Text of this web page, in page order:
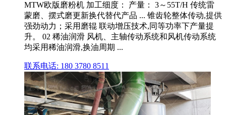
MTW欧版磨粉机 加工细度： 产量： 3～55T/H 传统雷
蒙磨、摆式磨更新换代替代产品 ... 锥齿轮整体传动,提供
强劲动力；采用磨辊 联动增压技术,同等功率下产量提
升。 02 稀油润滑 风机、主轴传动系统和风机传动系统
均采用稀油润滑,换油周期 ...
联系电话: 180 3780 8511